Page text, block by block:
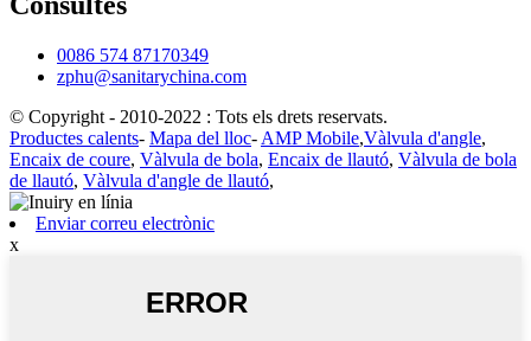
0086 574 87170349
zphu@sanitarychina.com
© Copyright - 2010-2022 : Tots els drets reservats.
Productes calents- Mapa del lloc- AMP Mobile,Vàlvula d'angle,
Encaix de coure, Vàlvula de bola, Encaix de llautó, Vàlvula de bola
de llautó, Vàlvula d'angle de llautó,
Enviar correu electrònic
x